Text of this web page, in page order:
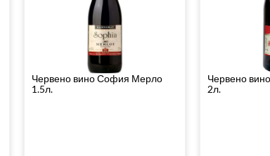
Червено вино София Мерло
1.5л.
Червено
2л.